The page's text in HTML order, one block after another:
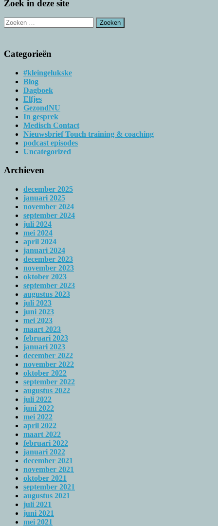
Zoek in deze site
Zoeken
naar:
Categorieën
#kleingelukske
Blog
Dagboek
Elfjes
GezondNU
In gesprek
Medisch Contact
Nieuwsbrief Touch training & coaching
podcast episodes
Uncategorized
Archieven
december 2025
januari 2025
november 2024
september 2024
juli 2024
mei 2024
april 2024
januari 2024
december 2023
november 2023
oktober 2023
september 2023
augustus 2023
juli 2023
juni 2023
mei 2023
maart 2023
februari 2023
januari 2023
december 2022
november 2022
oktober 2022
september 2022
augustus 2022
juli 2022
juni 2022
mei 2022
april 2022
maart 2022
februari 2022
januari 2022
december 2021
november 2021
oktober 2021
september 2021
augustus 2021
juli 2021
juni 2021
mei 2021